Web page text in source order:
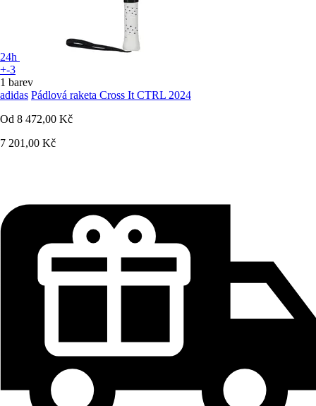
24h
+-3
1 barev
adidas Pádlová raketa Cross It CTRL 2024
Od 8 472,00 Kč
7 201,00 Kč